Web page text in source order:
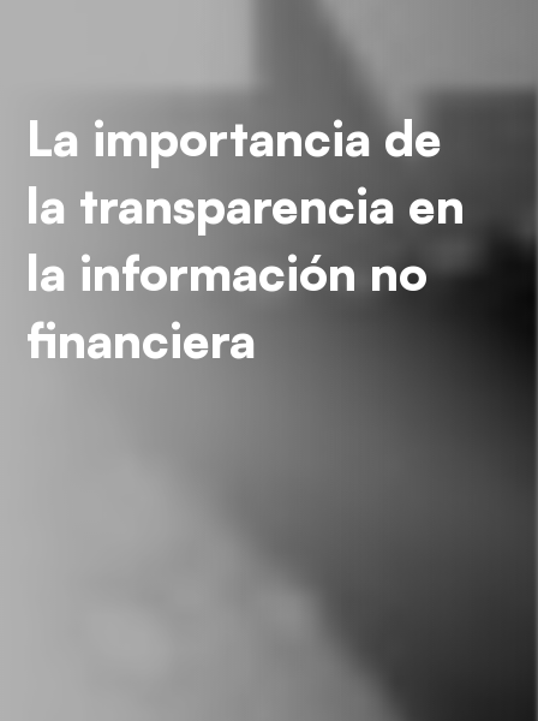
La importancia de
la transparencia en
la información no
financiera